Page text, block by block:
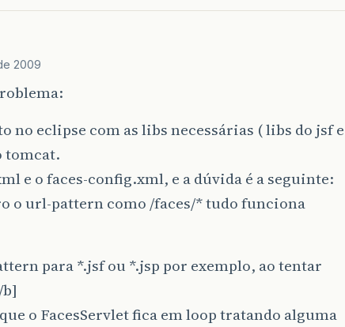
2009
no eclipse com as libs necessárias ( libs do jsf e
tomcat.
e o faces-config.xml, e a dúvida é a seguinte:
o url-pattern como /faces/* tudo funciona
para *.jsf ou *.jsp por exemplo, ao tentar
o FacesServlet fica em loop tratando alguma